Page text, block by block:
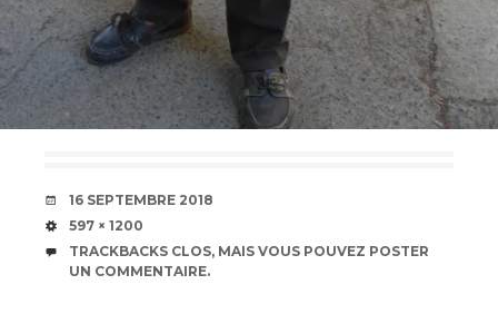
DATE
16 SEPTEMBRE 2018
TAILLE
597 × 1200
TRACKBACKS CLOS, MAIS VOUS POUVEZ POSTER
UN COMMENTAIRE.